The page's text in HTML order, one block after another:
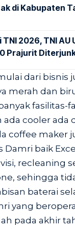
di Kabupaten
2026, TNI AU
Prajurit
dari bisnis
merah dan
ada cooler
coffee maker
Damri baik
recleaning
sehingga
baterai
yang
pada akhir